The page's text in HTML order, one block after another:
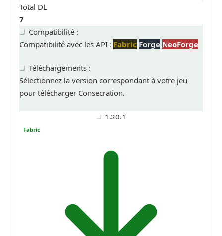
Total DL
7
Compatibilité :
Compatibilité avec les API : Fabric Forge NeoForge
Téléchargements :
Sélectionnez la version correspondant à votre jeu
pour télécharger Consecration.
1.20.1
Fabric